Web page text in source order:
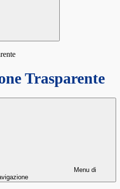
Trasparente
Menu di